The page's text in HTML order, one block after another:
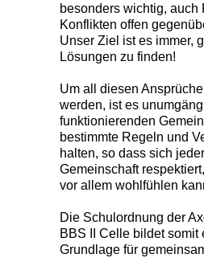
besonders wichtig, auch
Konflikten offen
Unser Ziel ist es immer,
Lösungen zu finden!
Um all diesen
werden, ist es
funktionierenden
bestimmte Regeln und
halten, so dass sich
Gemeinschaft
vor allem wohlfühlen
Die Schulordnung der
BBS II Celle bildet
Grundlage für